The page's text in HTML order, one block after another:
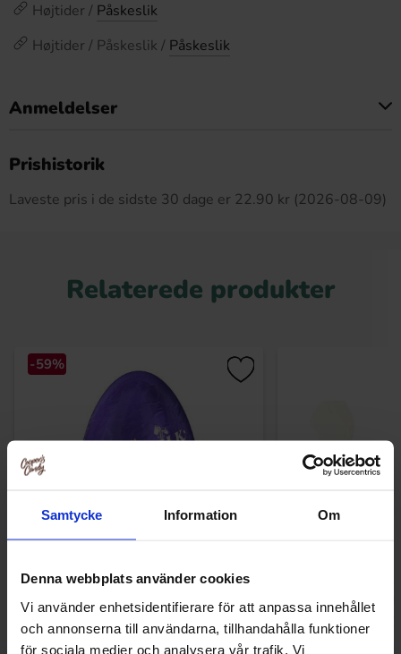
Samtycke Information Om
Denna webbplats använder cookies
Vi använder enhetsidentifierare för att anpassa innehållet
och annonserna till användarna, tillhandahålla funktioner
för sociala medier och analysera vår trafik. Vi
Højtider / Påskeslik
Højtider / Påskeslik / Påskeslik
Anmeldelser
Prishistorik
Laveste pris i de sidste 30 dage er 22.90 kr (2026-08-09)
Relaterede produkter
-59%
Cadbury Caramel Egg 40g(BF:2026-07-
31)
16.90 kr 6.90 kr